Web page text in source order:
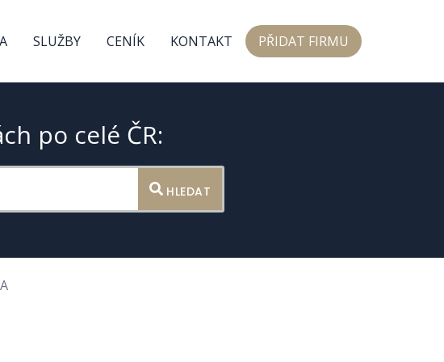
SLUŽBY CENÍK KONTAKT PŘIDAT FIRMU
po celé ČR:
HLEDAT